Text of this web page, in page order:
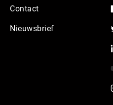
Contact
Nieuwsbrief